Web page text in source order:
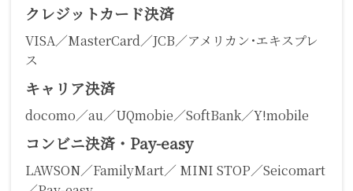
クレジットカード決済
VISA／MasterCard／JCB／アメリカン･エキスプレ
ス
キャリア決済
docomo／au／UQmobie／SoftBank／Y!mobile
コンビニ決済・Pay-easy
LAWSON／FamilyMart／ MINI STOP／Seicomart